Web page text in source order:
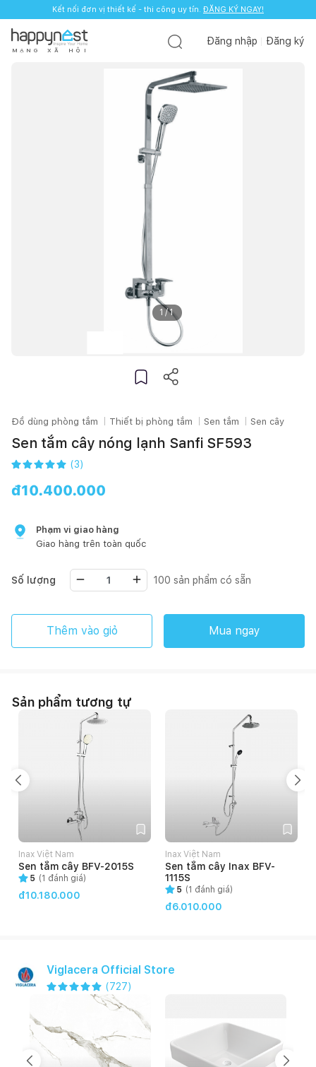
Kết nối đơn vị thiết kế - thi công uy tín. ĐĂNG KÝ NGAY!
M Ạ N G X Ã H Ộ I
Đăng nhập Đăng ký
1 /1
Đồ dùng phòng tắm Thiết bị phòng tắm Sen tắm Sen cây
Sen tắm cây nóng lạnh Sanfi SF593
(3)
đ10.400.000
Phạm vi giao hàng
Giao hàng trên toàn quốc
Số lượng 100 sản phẩm có sẵn
Thêm vào giỏ Mua ngay
Sản phẩm tương tự
Inax Việt Nam
Sen tắm cây BFV-2015S
5 (1 đánh giá)
đ10.180.000
Inax Việt Nam
Sen tắm cây Inax BFV-
1115S
5 (1 đánh giá)
đ6.010.000
Viglacera Official Store
(727)